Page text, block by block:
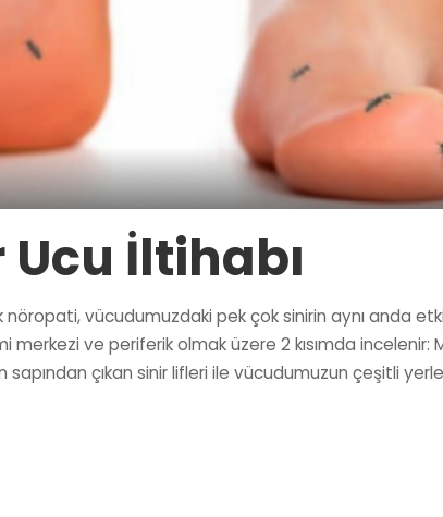
İltihabı
vücudumuzdaki pek çok sinirin aynı anda
merkezi ve periferik olmak üzere 2 kısımda
çıkan sinir lifleri ile vücudumuzun çeşitli